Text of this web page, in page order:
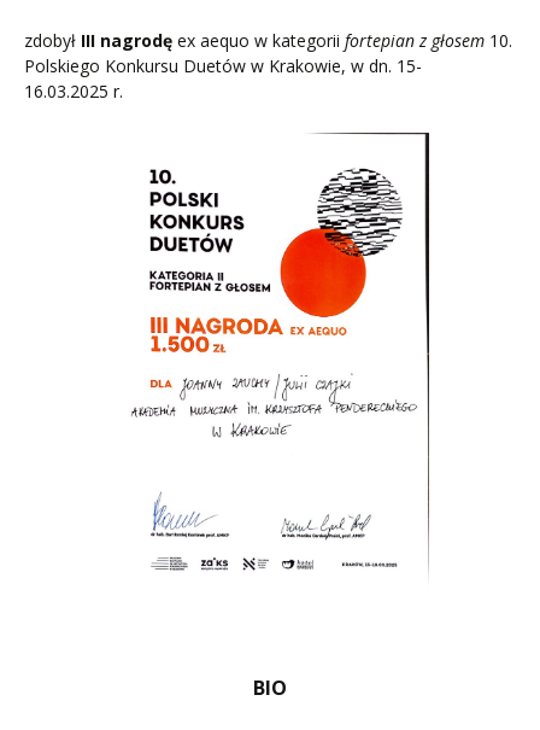
zdobył III nagrodę ex aequo w kategorii fortepian z głosem 10.
Polskiego Konkursu Duetów w Krakowie, w dn. 15-
16.03.2025 r.
BIO